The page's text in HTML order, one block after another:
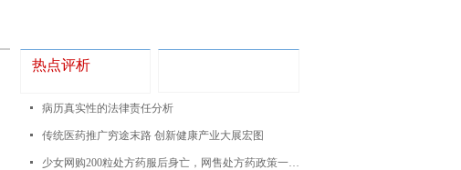
热点评析
넷 病历真实性的法律责任分析
넷 传统医药推广穷途末路 创新健康产业大展宏图
넷 少女网购200粒处方药服后身亡，网售处方药政策一波三折